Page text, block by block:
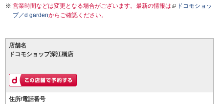
営業時間などは変更となる場合がございます。最新の情報は
ドコモショッ
プ／d gardenからご確認ください。
店舗名
ドコモショップ深江橋店
住所/電話番号